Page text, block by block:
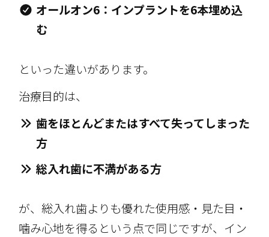
オールオン6：インプラントを6本埋め込
む
といった違いがあります。
治療目的は、
歯をほとんどまたはすべて失ってしまった
方
総入れ歯に不満がある方
が、総入れ歯よりも優れた使用感・見た目・
噛み心地を得るという点で同じですが、イン